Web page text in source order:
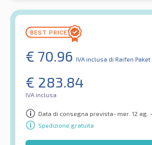
€ 70.96 IVA inclusa di Raifen Paket
€ 283.84
IVA inclusa
Data di consegna prevista- mer. 12 ag.
Spedizione gratuita